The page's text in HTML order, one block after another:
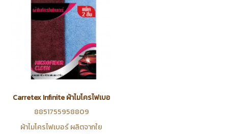
Carretex Infinite ผ้าไมโครไฟเบอร์ 40X40 เซ็นติเมตร แพ็ค 2 ชิ้น
8851755958809
ผ้าไมโครไฟเบอร์ ผลิตจากใย